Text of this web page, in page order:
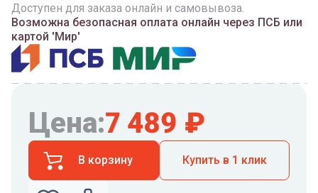
Доступен для заказа онлайн и самовывоза.
Возможна безопасная оплата онлайн через ПСБ или
картой 'Мир'
Цена:7 489 ₽
В корзину Купить в 1 клик